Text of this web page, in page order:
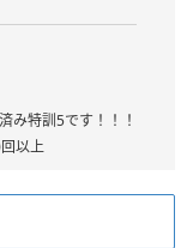
特訓5です！！！
以上